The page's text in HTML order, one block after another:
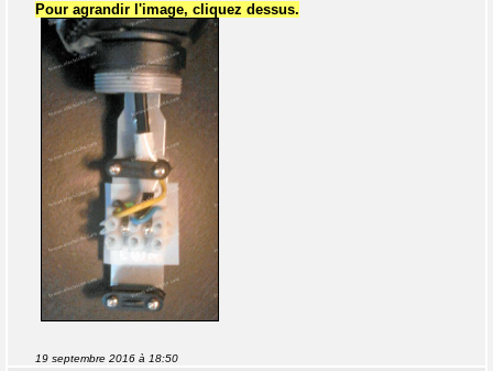
Pour agrandir l'image, cliquez dessus.
19 septembre 2016 à 18:50